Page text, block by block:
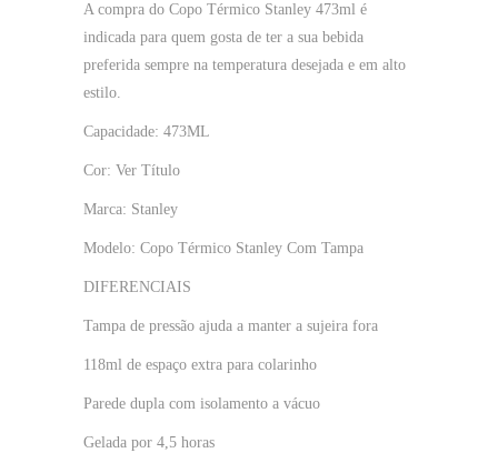
A compra do Copo Térmico Stanley 473ml é
indicada para quem gosta de ter a sua bebida
preferida sempre na temperatura desejada e em alto
estilo.
Capacidade: 473ML
Cor: Ver Título
Marca: Stanley
Modelo: Copo Térmico Stanley Com Tampa
DIFERENCIAIS
Tampa de pressão ajuda a manter a sujeira fora
118ml de espaço extra para colarinho
Parede dupla com isolamento a vácuo
Gelada por 4,5 horas